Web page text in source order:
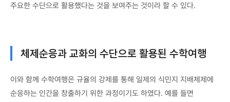
주요한 수단으로 활용했다는 것을 보여주는 것이라 할 수 있다.
체제순응과 교화의 수단으로 활용된 수학여행
이와 함께 수학여행은 규율의 강제를 통해 일제의 식민지 지배체제에
순응하는 인간을 창출하기 위한 과정이기도 하였다. 예를 들면